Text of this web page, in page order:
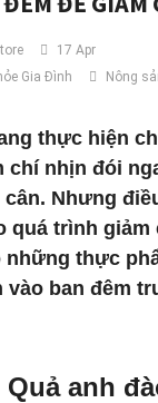
17 Apr
Gia Đình Nông
thực hiện
chí nhịn đói
Nhưng
trình giảm
những thực
vào ban đêm
Quả anh